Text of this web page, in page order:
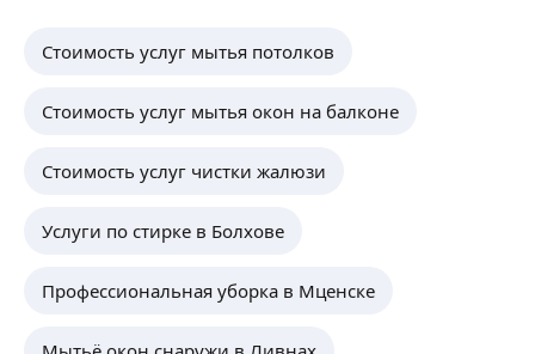
Стоимость услуг мытья потолков
Стоимость услуг мытья окон на балконе
Стоимость услуг чистки жалюзи
Услуги по стирке в Болхове
Профессиональная уборка в Мценске